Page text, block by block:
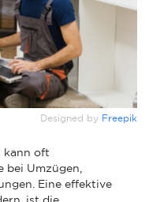
Designed by Freepik
kann oft
bei Umzügen,
Eine effektive